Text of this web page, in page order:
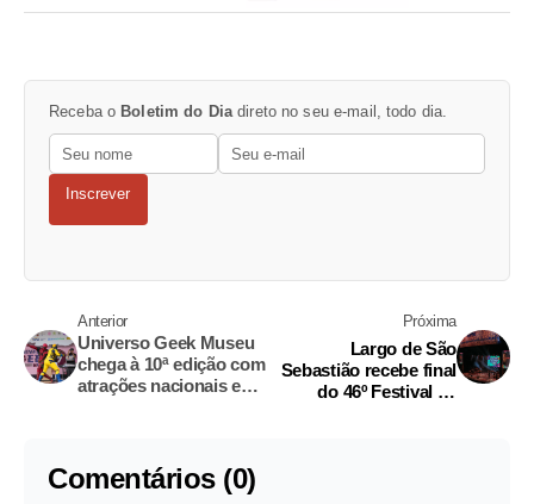
Receba o Boletim do Dia direto no seu e-mail, todo dia.
Inscrever
Anterior
Universo Geek Museu
chega à 10ª edição com
atrações nacionais e
Próxima
Largo de São
Sebastião recebe final
do 46º Festival de
Comentários (0)